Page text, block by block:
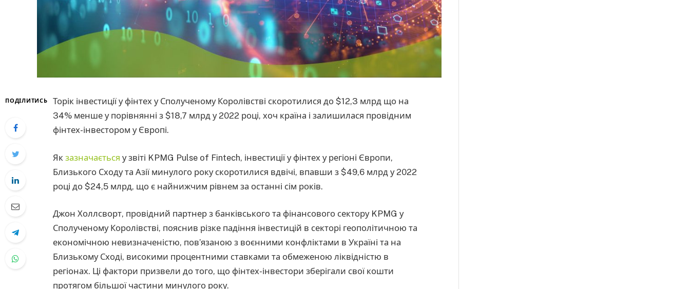
ПОДІЛИТИСЬ
Торік інвестиції у фінтех у Сполученому Королівстві скоротилися до $12,3 млрд що на
34% менше у порівнянні з $18,7 млрд у 2022 році, хоч країна і залишилася провідним
фінтех-інвестором у Європі.
Як зазначається у звіті KPMG Pulse of Fintech, інвестиції у фінтех у регіоні Європи,
Близького Сходу та Азії минулого року скоротилися вдвічі, впавши з $49,6 млрд у 2022
році до $24,5 млрд, що є найнижчим рівнем за останні сім років.
Джон Холлсворт, провідний партнер з банківського та фінансового сектору KPMG у
Сполученому Королівстві, пояснив різке падіння інвестицій в секторі геополітичною та
економічною невизначеністю, пов’язаною з воєнними конфліктами в Україні та на
Близькому Сході, високими процентними ставками та обмеженою ліквідністю в
регіонах. Ці фактори призвели до того, що фінтех-інвестори зберігали свої кошти
протягом більшої частини минулого року.